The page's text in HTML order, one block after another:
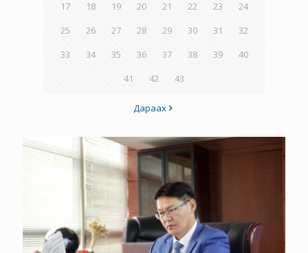
17 18 19 20 21 22 23
24
25
26 27 28 29 30 31
32
33
34 35 36 37 38 39
40
41
42 43
Дараах